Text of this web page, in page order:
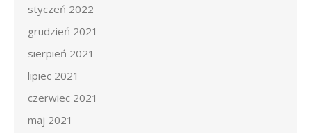
styczeń 2022
grudzień 2021
sierpień 2021
lipiec 2021
czerwiec 2021
maj 2021